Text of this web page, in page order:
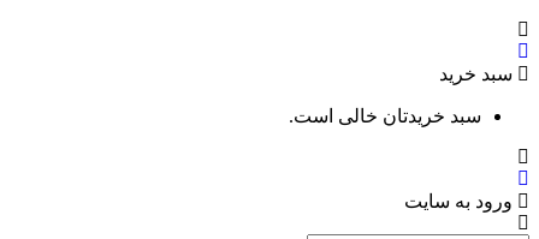
سبد خرید
سبد خریدتان خالی است.
ورود به سایت